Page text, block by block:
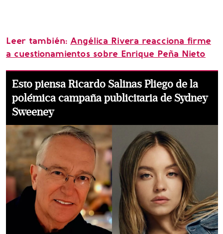
Leer también: Angélica Rivera reacciona firme
a cuestionamientos sobre Enrique Peña Nieto
Esto piensa Ricardo Salinas Pliego de la
polémica campaña publicitaria de Sydney
Sweeney